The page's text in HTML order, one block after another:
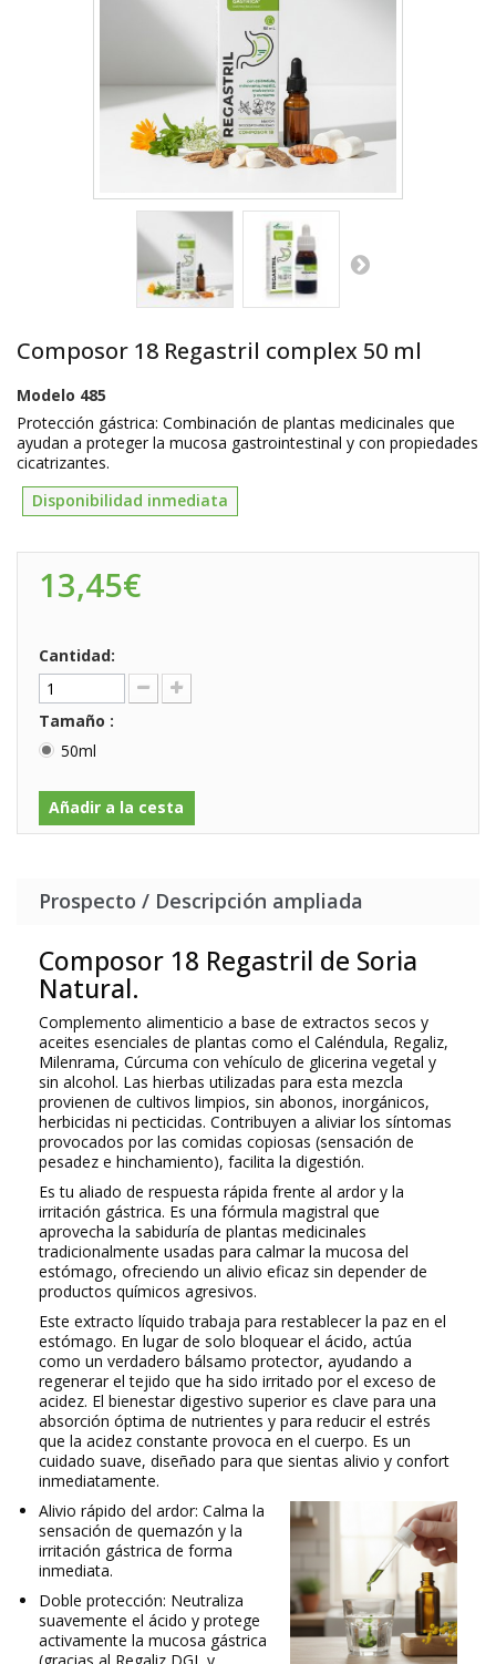
Composor 18 Regastril complex 50 ml
Modelo 485
Protección gástrica: Combinación de plantas medicinales que
ayudan a proteger la mucosa gastrointestinal y con propiedades
cicatrizantes.
Disponibilidad inmediata
13,45€
Cantidad:
Tamaño :
50ml
Añadir a la cesta
Prospecto / Descripción ampliada
Composor 18 Regastril de Soria
Natural.
Complemento alimenticio a base de extractos secos y
aceites esenciales de plantas como el Caléndula, Regaliz,
Milenrama, Cúrcuma con vehículo de glicerina vegetal y
sin alcohol. Las hierbas utilizadas para esta mezcla
provienen de cultivos limpios, sin abonos, inorgánicos,
herbicidas ni pecticidas. Contribuyen a aliviar los síntomas
provocados por las comidas copiosas (sensación de
pesadez e hinchamiento), facilita la digestión.
Es tu aliado de respuesta rápida frente al ardor y la
irritación gástrica. Es una fórmula magistral que
aprovecha la sabiduría de plantas medicinales
tradicionalmente usadas para calmar la mucosa del
estómago, ofreciendo un alivio eficaz sin depender de
productos químicos agresivos.
Este extracto líquido trabaja para restablecer la paz en el
estómago. En lugar de solo bloquear el ácido, actúa
como un verdadero bálsamo protector, ayudando a
regenerar el tejido que ha sido irritado por el exceso de
acidez. El bienestar digestivo superior es clave para una
absorción óptima de nutrientes y para reducir el estrés
que la acidez constante provoca en el cuerpo. Es un
cuidado suave, diseñado para que sientas alivio y confort
inmediatamente.
Alivio rápido del ardor: Calma la
sensación de quemazón y la
irritación gástrica de forma
inmediata.
Doble protección: Neutraliza
suavemente el ácido y protege
activamente la mucosa gástrica